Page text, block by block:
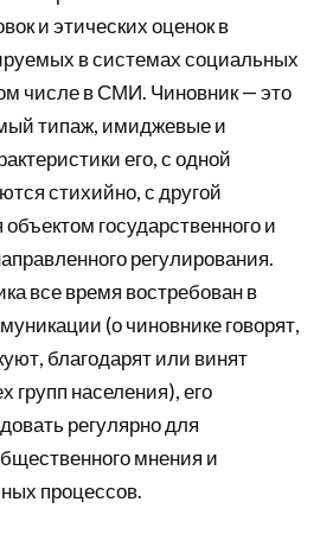
и этических оценок в
в системах социальных
числе в СМИ. Чиновник — это
типаж, имиджевые и
его, с одной
стихийно, с другой
государственного и
регулирования.
все время востребован в
(о чиновнике говорят,
благодарят или винят
групп населения), его
регулярно для
мнения и
процессов.